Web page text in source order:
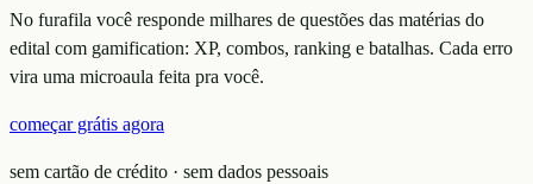
No furafila você responde milhares de questões das matérias do
edital com gamification: XP, combos, ranking e batalhas. Cada erro
vira uma microaula feita pra você.
começar grátis agora
sem cartão de crédito · sem dados pessoais